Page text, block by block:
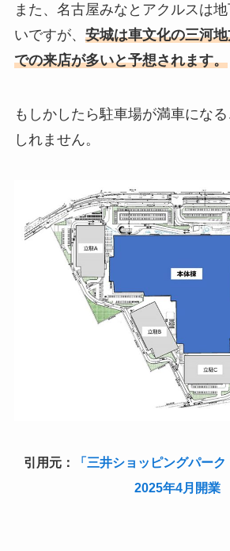
また、名古屋みなとアクルスは
いですが、 安城は車文化の三河
での来店が多いと予想されます。
もしかしたら駐車場が満車にな
しれません。
引用元：
「三井ショッピングパーク
2025年4月開業